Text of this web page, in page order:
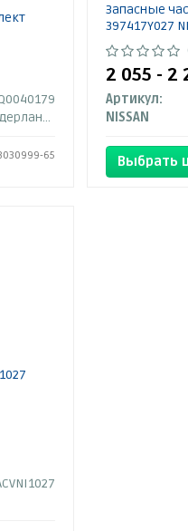
65
Запасные
397417Y027
2 055 - 2
Артикул:
NISSAN
Выбрать